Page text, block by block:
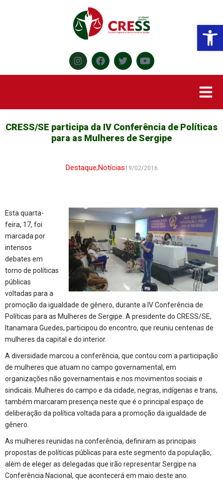
CRESS/SE participa da IV Conferência de Políticas
para as Mulheres de Sergipe
Destaque,Notícias19/02/2016
Esta quarta-
feira, 17, foi
marcada por
intensos
debates em
torno de políticas
públicas
voltadas para a
promoção da igualdade de gênero, durante a IV Conferência de
Políticas para as Mulheres de Sergipe. A presidente do CRESS/SE,
Itanamara Guedes, participou do encontro, que reuniu centenas de
mulheres da capital e do interior.
A diversidade marcou a conferência, que contou com a participação
de mulheres que atuam no campo governamental, em
organizações não governamentais e nos movimentos sociais e
sindicais. Mulheres do campo e da cidade, negras, indígenas e trans,
também marcaram presença neste que é o principal espaço de
deliberação da política voltada para a promoção da igualdade de
gênero.
As mulheres reunidas na conferência, definiram as principais
propostas de políticas públicas para este segmento da população,
além de eleger as delegadas que irão representar Sergipe na
Conferência Nacional, que acontecerá em maio deste ano.